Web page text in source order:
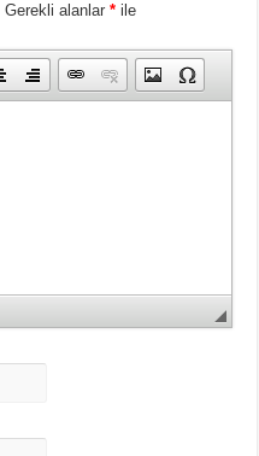
Gerekli alanlar* ile